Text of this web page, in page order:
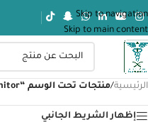
Skip to navigation
Skip to main content
الرئيسية/منتجات تحت الوسم “Patient Monitor”
إظهار الشريط الجانبي